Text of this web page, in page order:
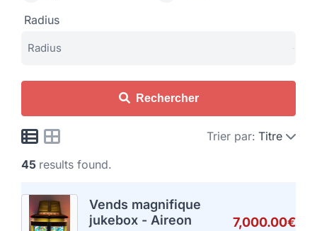
Radius
Rechercher
Trier par: Titre
45 results found.
Vends magnifique
jukebox - Aireon
7,000.00€